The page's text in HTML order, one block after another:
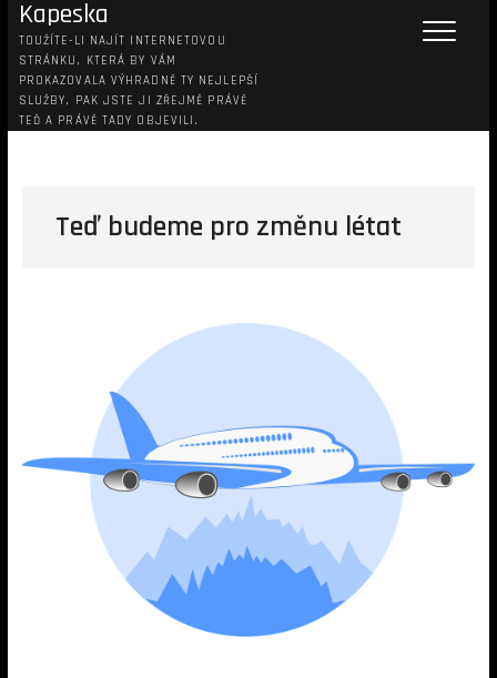
Kapeska
TOUŽÍTE-LI NAJÍT INTERNETOVOU
STRÁNKU, KTERÁ BY VÁM
PROKAZOVALA VÝHRADNĚ TY NEJLEPŠÍ
SLUŽBY, PAK JSTE JI ZŘEJMĚ PRÁVĚ
TEĎ A PRÁVĚ TADY OBJEVILI.
Teď budeme pro změnu létat